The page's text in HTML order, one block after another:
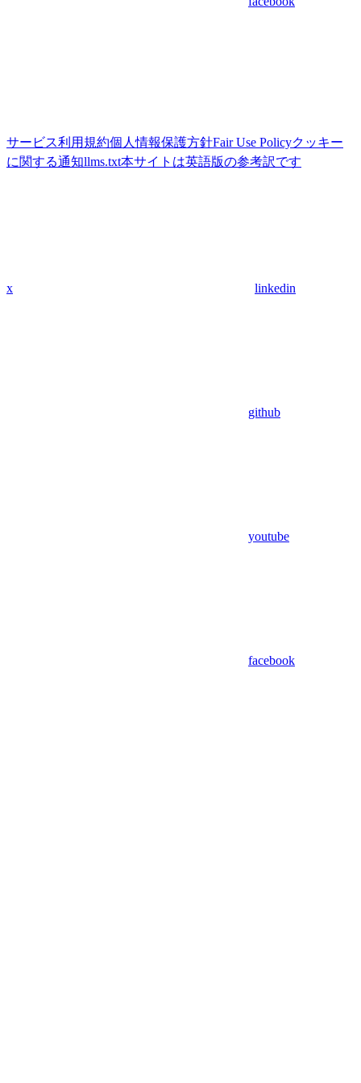
サービス利用規約個人情報保護方針Fair Use Policyクッキー
に関する通知llms.txt本サイトは英語版の参考訳です
x linkedin
github
youtube
facebook